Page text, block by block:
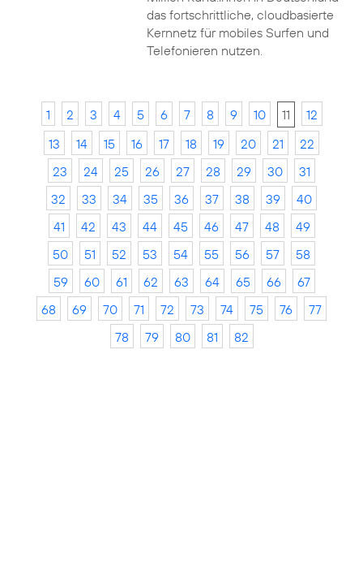
das fortschrittliche, cloudbasierte
Kernnetz für mobiles Surfen und
Telefonieren nutzen.
1 2 3 4 5 6 7 8 9 10 11
12
13
14 15 16 17 18 19 20 21
22
23
24 25 26 27 28 29 30
31
32
33 34 35 36 37 38 39
40
41
42 43 44 45 46 47 48
49
50
51 52 53 54 55 56 57
58
59
60 61 62 63 64 65 66
67
68
69 70 71 72 73 74 75 76
77
78
79 80 81 82